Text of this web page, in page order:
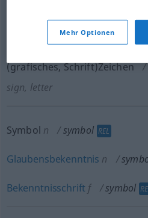
symbol written
(grafisches, Schrift)Zeichen
sign, letter
Symbol n symbol REL
Glaubensbekenntnis n
Bekenntnisschrift f symbol
Mehr Optionen